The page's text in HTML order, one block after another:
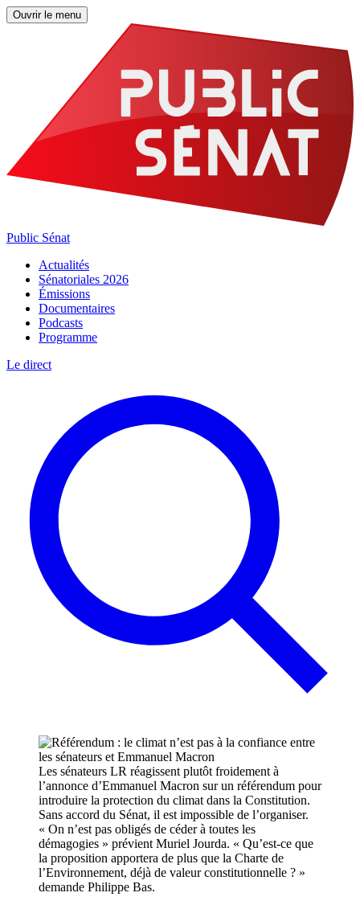
Ouvrir le menu
Public Sénat
Actualités
Sénatoriales 2026
Émissions
Documentaires
Podcasts
Programme
Le direct
Les sénateurs LR réagissent plutôt froidement à
l’annonce d’Emmanuel Macron sur un référendum pour
introduire la protection du climat dans la Constitution.
Sans accord du Sénat, il est impossible de l’organiser.
« On n’est pas obligés de céder à toutes les
démagogies » prévient Muriel Jourda. « Qu’est-ce que
la proposition apportera de plus que la Charte de
l’Environnement, déjà de valeur constitutionnelle ? »
demande Philippe Bas.